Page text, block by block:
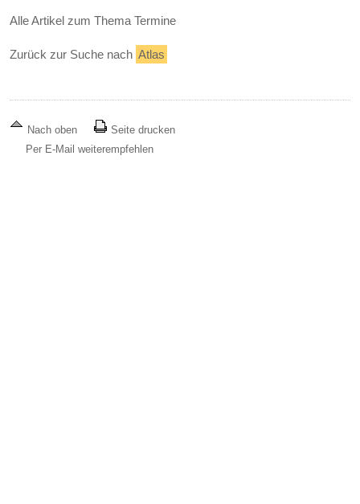
Alle Artikel zum Thema Termine
Zurück zur Suche nach Atlas
Nach oben
Seite drucken
Per E-Mail weiterempfehlen